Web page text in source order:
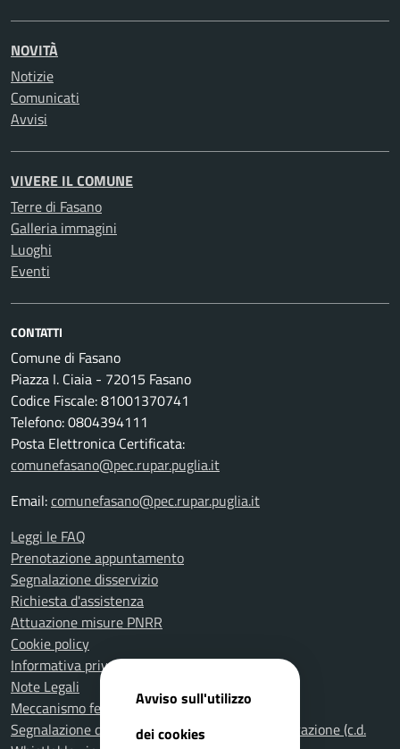
NOVITÀ
Notizie
Comunicati
Avvisi
VIVERE IL COMUNE
Terre di Fasano
Galleria immagini
Luoghi
Eventi
CONTATTI
Comune di Fasano
Piazza I. Ciaia - 72015 Fasano
Codice Fiscale: 81001370741
Telefono: 0804394111
Posta Elettronica Certificata:
comunefasano@pec.rupar.puglia.it
Email:comunefasano@pec.rupar.puglia.it
Leggi le FAQ
Prenotazione appuntamento
Segnalazione disservizio
Richiesta d'assistenza
Attuazione misure PNRR
Cookie policy
Informativa privacy
Note Legali
Meccanismo feedback per l'accessibilità
Segnalazione di illeciti nella Pubblica Amministrazione (c.d.
Avviso sull'utilizzo
dei cookies